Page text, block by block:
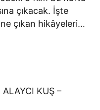
çıkacak. İşte
çıkan hikâyeleri…
KUŞ –